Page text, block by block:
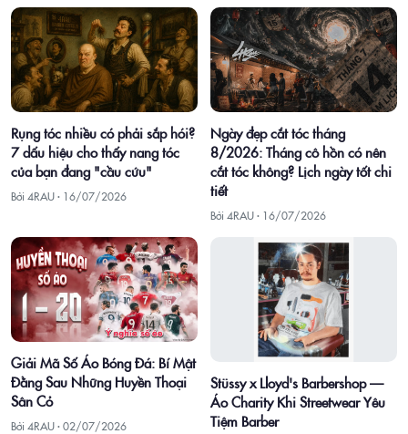
Rụng tóc nhiều có phải sắp hói?
7 dấu hiệu cho thấy nang tóc
của bạn đang "cầu cứu"
Bởi 4RAU · 16/07/2026
Ngày đẹp cắt tóc tháng
8/2026: Tháng cô hồn có nên
cắt tóc không? Lịch ngày tốt chi
tiết
Bởi 4RAU · 16/07/2026
Giải Mã Số Áo Bóng Đá: Bí Mật
Đằng Sau Những Huyền Thoại
Sân Cỏ
Bởi 4RAU ·02/07/2026
Stüssy x Lloyd's Barbershop —
Áo Charity Khi Streetwear Yêu
Tiệm Barber